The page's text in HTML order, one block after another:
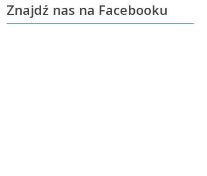
Znajdź nas na Facebooku